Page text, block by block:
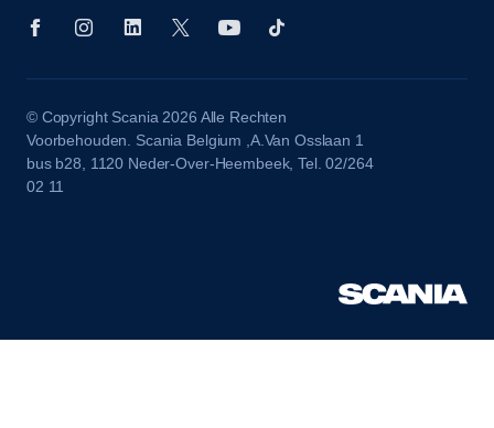
© Copyright Scania 2026 Alle Rechten
Voorbehouden. Scania Belgium ,A.Van Osslaan 1
bus b28, 1120 Neder-Over-Heembeek, Tel. 02/264
02 11